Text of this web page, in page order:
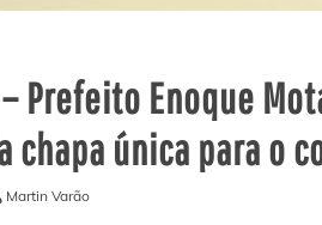
Prefeito Enoque
única para o
Martin Varão